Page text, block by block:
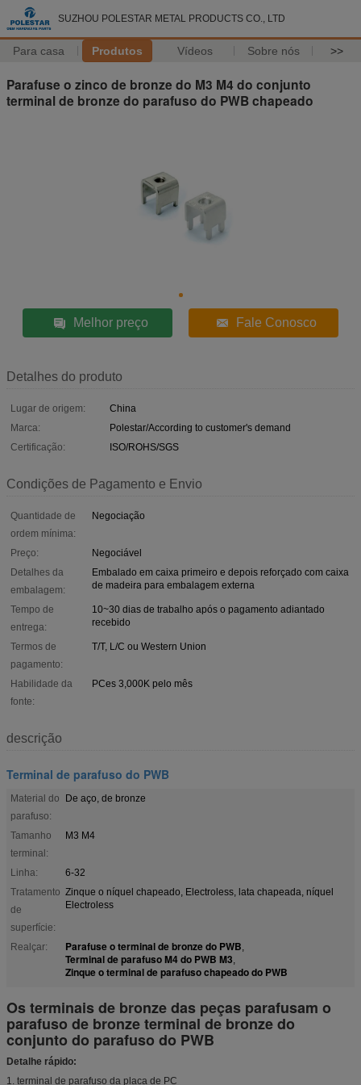
SUZHOU POLESTAR METAL PRODUCTS CO., LTD
Para casa Produtos Vídeos Sobre nós >>
Parafuse o zinco de bronze do M3 M4 do conjunto
terminal de bronze do parafuso do PWB chapeado
Melhor preço Fale Conosco
Detalhes do produto
Lugar de origem:
China
Marca:
Polestar/According to customer's demand
Certificação:
ISO/ROHS/SGS
Condições de Pagamento e Envio
Quantidade de
ordem mínima:
Negociação
Preço:
Negociável
Detalhes da
embalagem:
Embalado em caixa primeiro e depois reforçado com caixa
de madeira para embalagem externa
Tempo de
entrega:
10~30 dias de trabalho após o pagamento adiantado
recebido
Termos de
pagamento:
T/T, L/C ou Western Union
Habilidade da
fonte:
PCes 3,000K pelo mês
descrição
Terminal de parafuso do PWB
Material do
parafuso:
De aço, de bronze
Tamanho
terminal:
M3 M4
Linha:
6-32
Tratamento
de
superfície:
Zinque o níquel chapeado, Electroless, lata chapeada, níquel
Electroless
Realçar: Parafuse o terminal de bronze do PWB,
Terminal de parafuso M4 do PWB M3,
Zinque o terminal de parafuso chapeado do PWB
Os terminais de bronze das peças parafusam o
parafuso de bronze terminal de bronze do
conjunto do parafuso do PWB
Detalhe rápido:
1. terminal de parafuso da placa de PC